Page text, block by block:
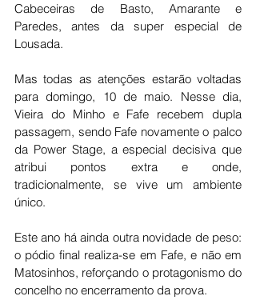
Cabeceiras de Basto, Amarante e
Paredes, antes da super especial de
Lousada.
Mas todas as atenções estarão voltadas
para domingo, 10 de maio. Nesse dia,
Vieira do Minho e Fafe recebem dupla
passagem, sendo Fafe novamente o palco
da Power Stage, a especial decisiva que
atribui pontos extra e onde,
tradicionalmente, se vive um ambiente
único.
Este ano há ainda outra novidade de peso:
o pódio final realiza-se em Fafe, e não em
Matosinhos, reforçando o protagonismo do
concelho no encerramento da prova.